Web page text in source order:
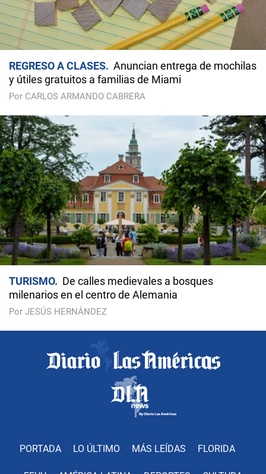
REGRESO A CLASES
Anuncian entrega de mochilas
y útiles gratuitos a familias de Miami
Por CARLOS ARMANDO CABRERA
TURISMO
De calles medievales a bosques
milenarios en el centro de Alemania
Por JESÚS HERNÁNDEZ
PORTADA LO ÚLTIMO MÁS LEÍDAS FLORIDA